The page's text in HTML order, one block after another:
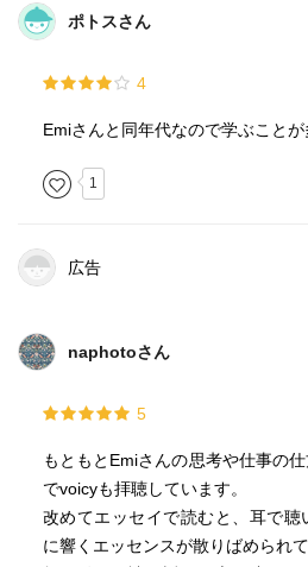
ポトスさん
4
Emiさんと同年代なので学ぶことが
1
広告
naphotoさん
5
もともとEmiさんの思考や仕事の
でvoicyも拝聴しています。
改めてエッセイで読むと、耳で
に響くエッセンスが散りばめられて